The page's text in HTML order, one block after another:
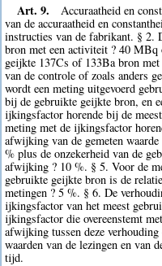
Art. 9.
Accuraatheid en
van de accuraatheid en
instructies van de fabrikant. § 2.
bron met een activiteit ? 40
geijkte 137Cs of 133Ba bron
van de controle of zoals anders
wordt een meting uitgevoerd
bij de gebruikte geijkte bron, en
ijkingsfactor horende bij de
meting met de ijkingsfactor
afwijking van de gemeten
% plus de onzekerheid van de
afwijking ? 10 %. § 5. Voor de
gebruikte geijkte bron is de
metingen ? 5 %. § 6. De
ijkingsfactor van het meest
ijkingsfactor die overeenstemt
afwijking tussen deze
waarden van de lezingen en van
tijd.